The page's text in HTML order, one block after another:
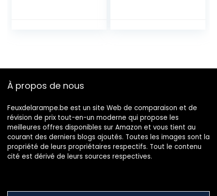
fabriquée à la
À propos de nous
Feuxdelarampe.be est un site Web de comparaison et de
révision de prix tout-en-un moderne qui propose les
meilleures offres disponibles sur Amazon et vous tient au
courant des derniers blogs ajoutés. Toutes les images sont la
propriété de leurs propriétaires respectifs. Tout le contenu
cité est dérivé de leurs sources respectives.